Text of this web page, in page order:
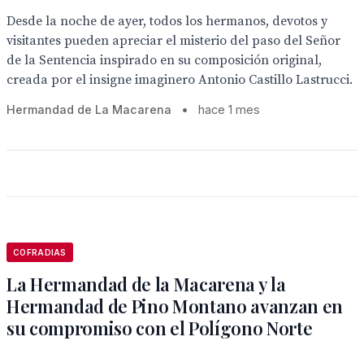
Desde la noche de ayer, todos los hermanos, devotos y
visitantes pueden apreciar el misterio del paso del Señor
de la Sentencia inspirado en su composición original,
creada por el insigne imaginero Antonio Castillo Lastrucci.
Hermandad de La Macarena • hace 1 mes
COFRADIAS
La Hermandad de la Macarena y la
Hermandad de Pino Montano avanzan en
su compromiso con el Polígono Norte